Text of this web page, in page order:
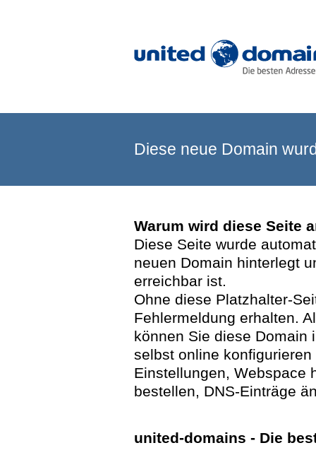
Diese neue Domain
Warum wird diese Seite
Diese Seite wurde
neuen Domain hinterlegt
erreichbar ist.
Ohne diese Platzhalter-
Fehlermeldung erhalten.
können Sie diese Domain
selbst online
Einstellungen, Webspace
bestellen, DNS-Einträge
united-domains - Die